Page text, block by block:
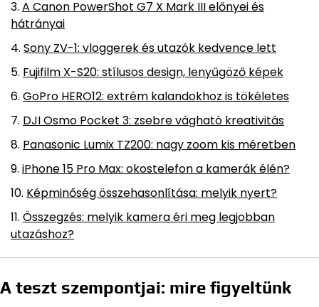
A Canon PowerShot G7 X Mark III előnyei és
hátrányai
Sony ZV-1: vloggerek és utazók kedvence lett
Fujifilm X-S20: stílusos design, lenyűgöző képek
GoPro HERO12: extrém kalandokhoz is tökéletes
DJI Osmo Pocket 3: zsebre vágható kreativitás
Panasonic Lumix TZ200: nagy zoom kis méretben
iPhone 15 Pro Max: okostelefon a kamerák élén?
Képminőség összehasonlítása: melyik nyert?
Összegzés: melyik kamera éri meg legjobban
utazáshoz?
A teszt szempontjai: mire figyeltünk